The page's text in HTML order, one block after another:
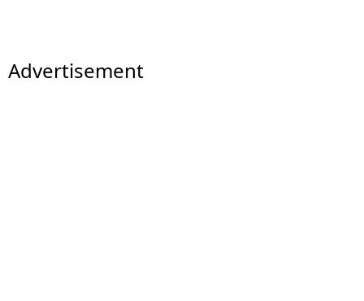
Advertisement